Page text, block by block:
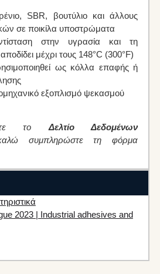
SBR, βουτύλιο και άλλους
σε ποικίλα υποστρώματα
στην υγρασία και τη
μέχρι τους 148°C (300°F)
ως κόλλα επαφής ή
εξοπλισμό ψεκασμού
τοΔελτίο Δεδομένων
συμπληρώστε τη φόρμα
2023 | Industrial adhesives and